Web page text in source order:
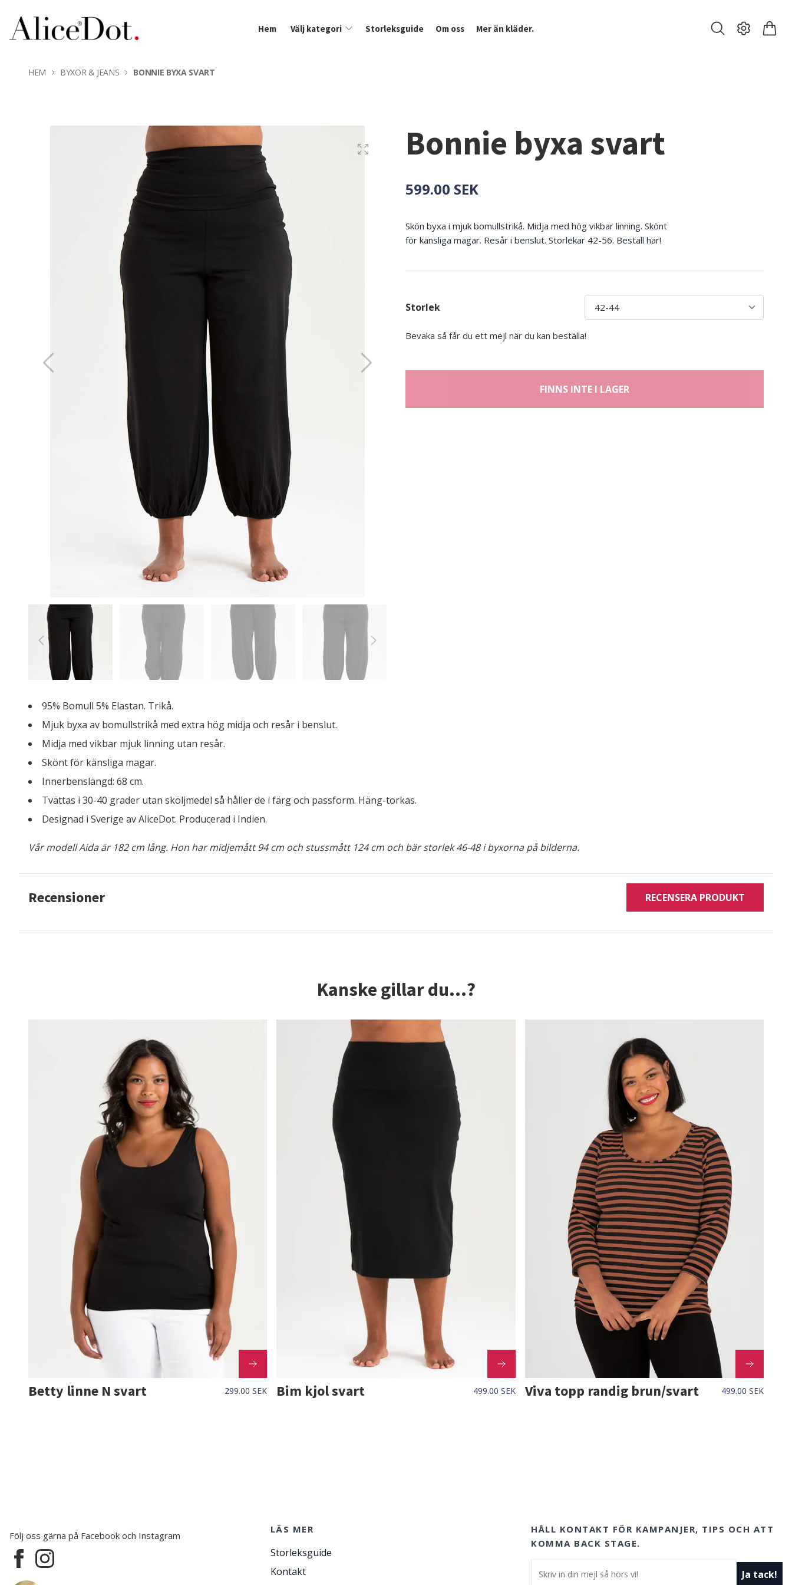
Hem Välj kategori Storleksguide Om oss Mer än kläder.
HEM BYXOR & JEANS BONNIE BYXA SVART
Bonnie byxa svart
599.00 SEK
Skön byxa i mjuk bomullstrikå. Midja med hög vikbar linning. Skönt
för känsliga magar. Resår i benslut. Storlekar 42-56. Beställ här!
Storlek
Bevaka så får du ett mejl när du kan beställa!
FINNS INTE I LAGER
95% Bomull 5% Elastan. Trikå.
Mjuk byxa av bomullstrikå med extra hög midja och resår i benslut.
Midja med vikbar mjuk linning utan resår.
Skönt för känsliga magar.
Innerbenslängd: 68 cm.
Tvättas i 30-40 grader utan sköljmedel så håller de i färg och passform. Häng-torkas.
Designad i Sverige av AliceDot. Producerad i Indien.
Vår modell Aida är 182 cm lång. Hon har midjemått 94 cm och stussmått 124 cm och bär storlek 46-48 i byxorna på bilderna.
Recensioner RECENSERA PRODUKT
Kanske gillar du...?
Betty linne N svart 299.00 SEK Bim kjol svart 499.00 SEK Viva topp randig brun/svart 499.00 SEK
Följ oss gärna på Facebook och Instagram
LÄS MER
Storleksguide
Kontakt
HÅLL KONTAKT FÖR KAMPANJER, TIPS OCH ATT
KOMMA BACK STAGE.
Ja tack!